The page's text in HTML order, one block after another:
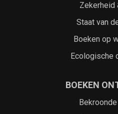
Zekerheid
Staat van
Boeken op
Ecologische
BOEKEN